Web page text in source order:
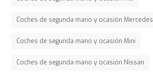
Coches de segunda mano y ocasión Mercedes
Coches de segunda mano y ocasión Mini
Coches de segunda mano y ocasión Nissan